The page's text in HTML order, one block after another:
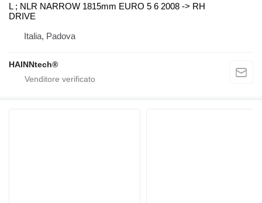
L ; NLR NARROW 1815mm EURO 5 6 2008 -> RH
DRIVE
Italia, Padova
HAINNtech®